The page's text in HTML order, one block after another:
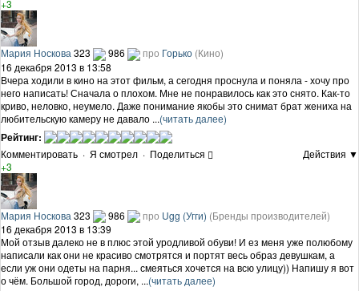
+3
Мария Носкова 323 986 про Горько (Кино)
16 декабря 2013 в 13:58
Вчера ходили в кино на этот фильм, а сегодня проснула и поняла - хочу про
него написать! Сначала о плохом. Мне не понравилось как это снято. Как-то
криво, неловко, неумело. Даже понимание якобы это снимат брат жениха на
любительскую камеру не давало ...(читать далее)
Рейтинг:
Комментировать · Я смотрел · Поделиться
Действия ▼
+3
Мария Носкова 323 986 про Ugg (Угги) (Бренды производителей)
16 декабря 2013 в 13:39
Мой отзыв далеко не в плюс этой уродливой обуви! И ез меня уже полюбому
написали как они не красиво смотрятся и портят весь образ девушкам, а
если уж они одеты на парня... смеяться хочется на всю улицу)) Напишу я вот
о чём. Большой город, дороги, ...(читать далее)